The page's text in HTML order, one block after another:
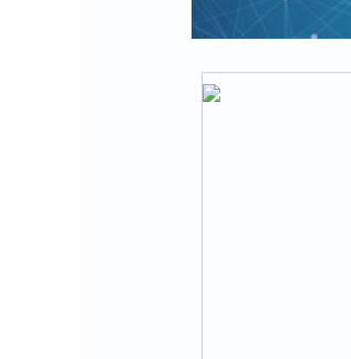
深证成指